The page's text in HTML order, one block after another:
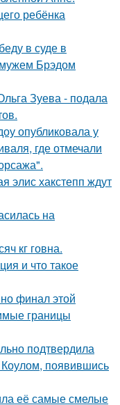
ребёнка
в суде в
Брэдом
Зуева - подала
опубликовала у
где отмечали
элис хакстепп ждут
на
кг говна.
и что такое
финал этой
границы
подтвердила
появившись
её самые смелые